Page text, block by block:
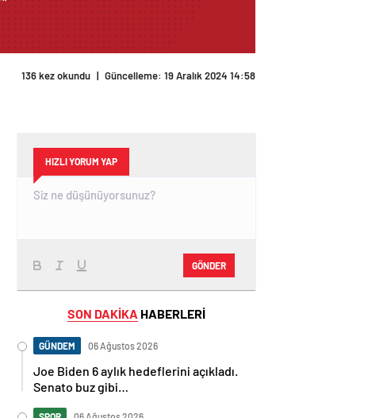
136 kez okundu | Güncelleme: 19 Aralık 2024 14:58
HIZLI YORUM YAP
GÖNDER
SON DAKİKA HABERLERİ
GÜNDEM 06 Ağustos 2026
Joe Biden 6 aylık hedeflerini açıkladı.
Senato buz gibi…